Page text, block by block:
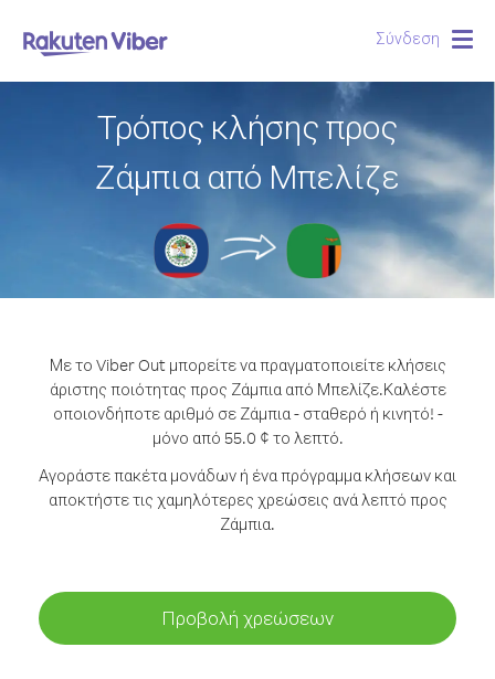
Σύνδεση
Τρόπος κλήσης προς
Ζάμπια από Μπελίζε
Με το Viber Out μπορείτε να πραγματοποιείτε κλήσεις
άριστης ποιότητας προς Ζάμπια από Μπελίζε.Καλέστε
οποιονδήποτε αριθμό σε Ζάμπια - σταθερό ή κινητό! -
μόνο από 55.0 ¢ το λεπτό.
Αγοράστε πακέτα μονάδων ή ένα πρόγραμμα κλήσεων και
αποκτήστε τις χαμηλότερες χρεώσεις ανά λεπτό προς
Ζάμπια.
Προβολή χρεώσεων